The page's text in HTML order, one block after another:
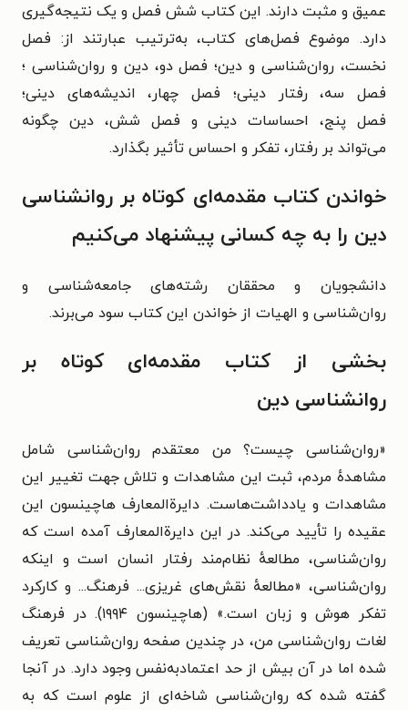
عمیق و مثبت دارند. این کتاب شش فصل و یک نتیجه‌گیری
دارد. موضوع فصل‌های کتاب، به‌ترتیب عبارتند از: فصل
نخست، روان‌شناسی و دین؛ فصل دو، دین و روان‌شناسی ؛
فصل سه، رفتار دینی؛ فصل چهار، اندیشه‌های دینی؛
فصل پنج، احساسات دینی و فصل شش، دین چگونه
می‌تواند بر رفتار، تفکر و احساس تأثیر بگذارد.
خواندن کتاب مقدمه‌ای کوتاه بر روانشناسی
دین را به چه کسانی پیشنهاد می‌کنیم
دانشجویان و محققان رشته‌های جامعه‌شناسی و
روان‌شناسی و الهیات از خواندن این کتاب سود می‌برند.
بخشی از کتاب مقدمه‌ای کوتاه بر
روانشناسی دین
«روان‌شناسی چیست؟ من معتقدم روان‌شناسی شامل
مشاهدهٔ مردم، ثبت این مشاهدات و تلاش جهت تغییر این
مشاهدات و یادداشت‌هاست. دایرةالمعارف هاچینسون این
عقیده را تأیید می‌کند. در این دایرةالمعارف آمده است که
روان‌شناسی، مطالعهٔ نظام‌مند رفتار انسان است و اینکه
روان‌شناسی، «مطالعهٔ نقش‌های غریزی... فرهنگ... و کارکرد
تفکر هوش و زبان است.» (هاچینسون ۱۹۹۴). در فرهنگ
لغات روان‌شناسی من، در چندین صفحه روان‌شناسی تعریف
شده اما در آن بیش از حد اعتمادبه‌نفس وجود دارد. در آنجا
گفته شده که روان‌شناسی شاخه‌ای از علوم است که به